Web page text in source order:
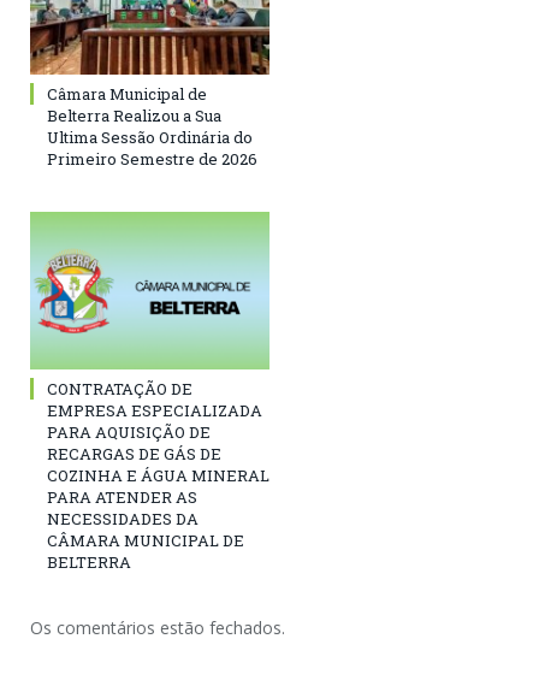
Câmara Municipal de
Belterra Realizou a Sua
Ultima Sessão Ordinária do
Primeiro Semestre de 2026
CONTRATAÇÃO DE
EMPRESA ESPECIALIZADA
PARA AQUISIÇÃO DE
RECARGAS DE GÁS DE
COZINHA E ÁGUA MINERAL
PARA ATENDER AS
NECESSIDADES DA
CÂMARA MUNICIPAL DE
BELTERRA
Os comentários estão fechados.